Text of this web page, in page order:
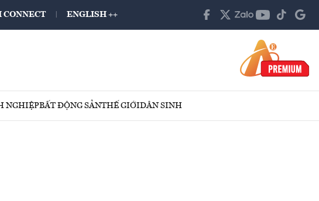
CONNECT ENGLISH ++
NGHIỆPBẤT ĐỘNG SẢNTHẾ GIỚIDÂN SINH